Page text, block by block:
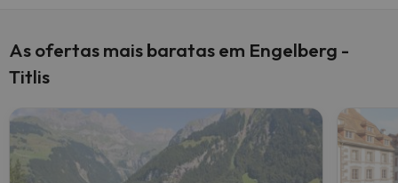
As ofertas mais baratas em Engelberg -
Titlis